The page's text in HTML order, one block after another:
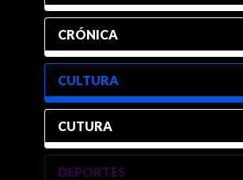
CRÓNICA
CULTURA
CUTURA
DEPORTES